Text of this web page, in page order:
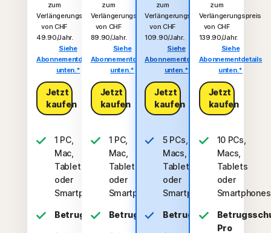
zum
Verlängerungspreis
von CHF
49.90/Jahr.
Siehe
Abonnementdetails
unten.*
Jetzt
kaufen
1 PC,
Mac,
Tablet
oder
Smartphone
Betrugsschutz
zum
Verlängerungspreis
von CHF
89.90/Jahr.
Siehe
Abonnementdetails
unten.*
Jetzt
kaufen
1 PC,
Mac,
Tablet
oder
Smartphone
Betrugsschutz
zum
Verlängerungspreis
von CHF
109.90/Jahr.
Siehe
Abonnementdetails
unten.*
Jetzt
kaufen
5 PCs,
Macs,
Tablets
oder
Smartphones
Betrugsschutz
zum
Verlängerungspreis
von CHF
139.90/Jahr.
Siehe
Abonnementdetails
unten.*
Jetzt
kaufen
10 PCs,
Macs,
Tablets
oder
Smartphones
Pro